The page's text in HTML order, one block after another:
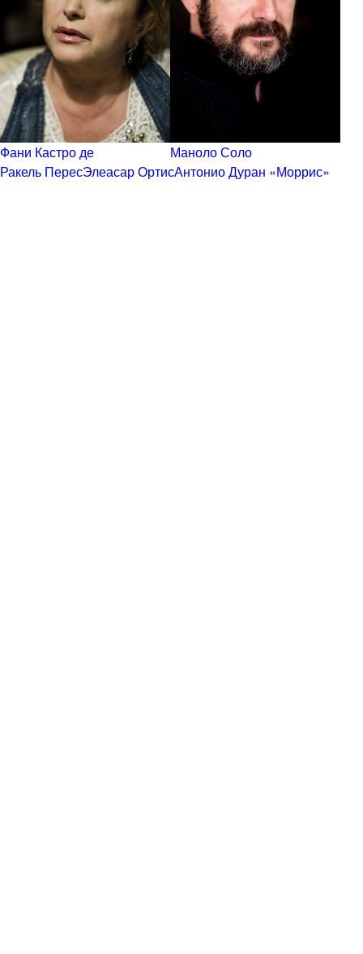
Фани Кастро де
Маноло Соло
Ракель ПересЭлеасар ОртисАнтонио Дуран «Моррис»